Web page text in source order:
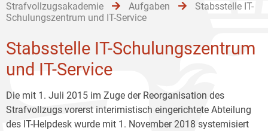
Strafvollzugsakademie Aufgaben
Stabsstelle IT-
Schulungszentrum und IT-Service
Stabsstelle IT-Schulungszentrum
und IT-Service
Die mit 1. Juli 2015 im Zuge der Reorganisation des
Strafvollzugs vorerst interimistisch eingerichtete Abteilung
des IT-Helpdesk wurde mit 1. November 2018 systemisiert